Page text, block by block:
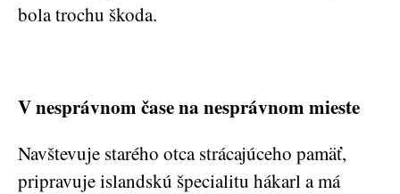
bola trochu škoda.
V nesprávnom čase na nesprávnom mieste
Navštevuje starého otca strácajúceho pamäť,
pripravuje islandskú špecialitu hákarl a má